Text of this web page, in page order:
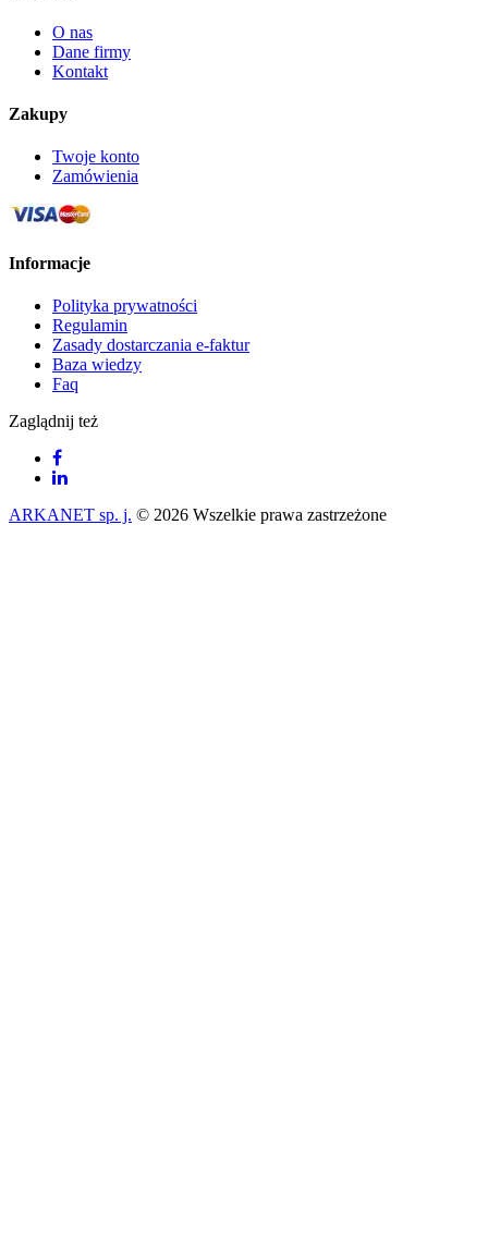
O nas
Dane firmy
Kontakt
Zakupy
Twoje konto
Zamówienia
Informacje
Polityka prywatności
Regulamin
Zasady dostarczania e-faktur
Baza wiedzy
Faq
Zaglądnij też
ARKANET sp. j. © 2026 Wszelkie prawa zastrzeżone